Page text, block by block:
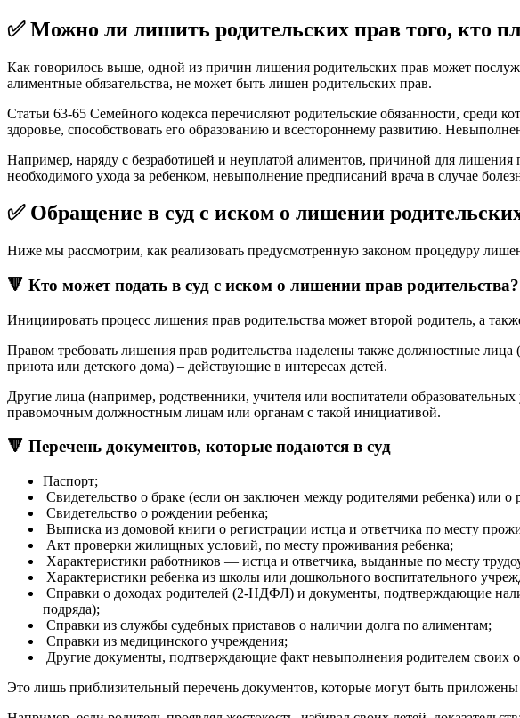
✅ Можно ли лишить родительских прав того, кто
Как говорилось выше, одной из причин лишения родительских прав может
алиментные обязательства, не может быть лишен родительских прав.
Статьи 63-65 Семейного кодекса перечисляют родительские обязанности, среди
здоровье, способствовать его образованию и всестороннему развитию.
Например, наряду с безработицей и неуплатой алиментов, причиной для лишения
необходимого ухода за ребенком, невыполнение предписаний врача в случае
✅ Обращение в суд с иском о лишении
Ниже мы рассмотрим, как реализовать предусмотренную законом процедуру
🔻 Кто может подать в суд с иском о лишении прав родительства?
Инициировать процесс лишения прав родительства может второй родитель, а
Правом требовать лишения прав родительства наделены также должностные
приюта или детского дома) – действующие в интересах детей.
Другие лица (например, родственники, учителя или воспитатели
правомочным должностным лицам или органам с такой инициативой.
🔻 Перечень документов, которые подаются в суд
Паспорт;
Свидетельство о браке (если он заключен между родителями ребенка) или о
Свидетельство о рождении ребенка;
Выписка из домовой книги о регистрации истца и ответчика по месту
Акт проверки жилищных условий, по месту проживания ребенка;
Характеристики работников — истца и ответчика, выданные по месту
Характеристики ребенка из школы или дошкольного воспитательного
Справки о доходах родителей (2-НДФЛ) и документы, подтверждающие
подряда);
Справки из службы судебных приставов о наличии долга по алиментам;
Справки из медицинского учреждения;
Другие документы, подтверждающие факт невыполнения родителем своих
Это лишь приблизительный перечень документов, которые могут быть